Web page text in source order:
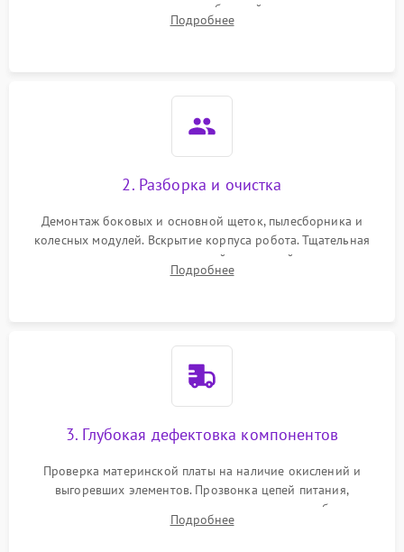
аккумулятора и тестирование базовой станции зарядки.
Оценка работы лидара, бампера и датчиков падения для
Подробнее
2. Разборка и очистка
Демонтаж боковых и основной щеток, пылесборника и
колесных модулей. Вскрытие корпуса робота. Тщательная
очистка внутренних полостей, шестерней и плат от
скопившейся пыли, волос и шерсти животных с
Подробнее
3. Глубокая дефектовка компонентов
Проверка материнской платы на наличие окислений и
выгоревших элементов. Прозвонка цепей питания,
тестирование приводных моторов колес и турбины
всасывания. Оценка состояния оптических и инфракрасных
Подробнее